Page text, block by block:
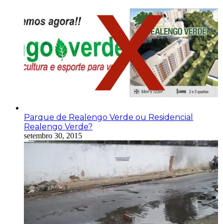
Parque de Realengo Verde ou Residencial
Realengo Verde?
setembro 30, 2015